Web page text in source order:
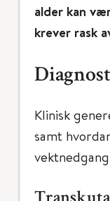
alder kan
krever rask
Klinisk
samt